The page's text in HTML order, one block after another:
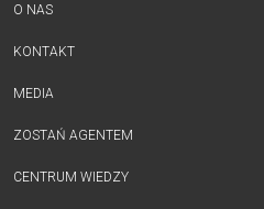
O NAS
KONTAKT
MEDIA
ZOSTAŃ AGENTEM
CENTRUM WIEDZY